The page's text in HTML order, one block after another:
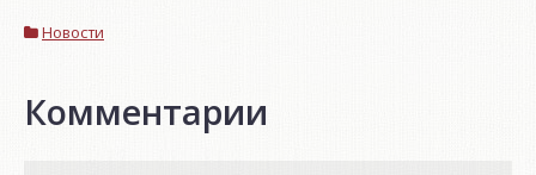
Новости
Комментарии